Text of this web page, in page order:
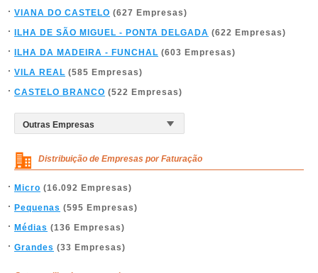
VIANA DO CASTELO (627 Empresas)
ILHA DE SÃO MIGUEL - PONTA DELGADA (622 Empresas)
ILHA DA MADEIRA - FUNCHAL (603 Empresas)
VILA REAL (585 Empresas)
CASTELO BRANCO (522 Empresas)
Distribuição de Empresas por Faturação
Micro (16.092 Empresas)
Pequenas (595 Empresas)
Médias (136 Empresas)
Grandes (33 Empresas)